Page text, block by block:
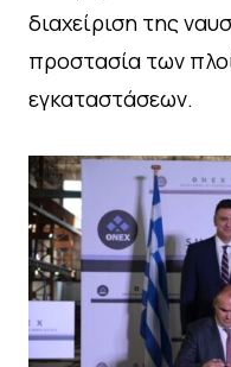
διαχείριση της
προστασία των
εγκαταστάσεων.